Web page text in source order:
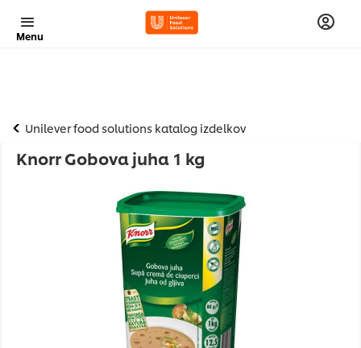
Menu
Unilever food solutions katalog izdelkov
Knorr Gobova juha 1 kg